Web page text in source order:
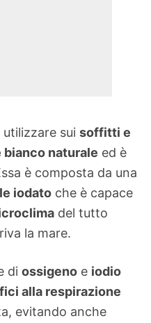
sui soffitti e
bianco naturale ed è
è composta da una
iodato che è capace
del tutto
la mare.
di ossigeno e iodio
alla respirazione
evitando anche